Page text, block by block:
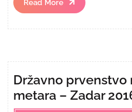
Read More
Read
More
Državno prvenstvo
metara – Zadar